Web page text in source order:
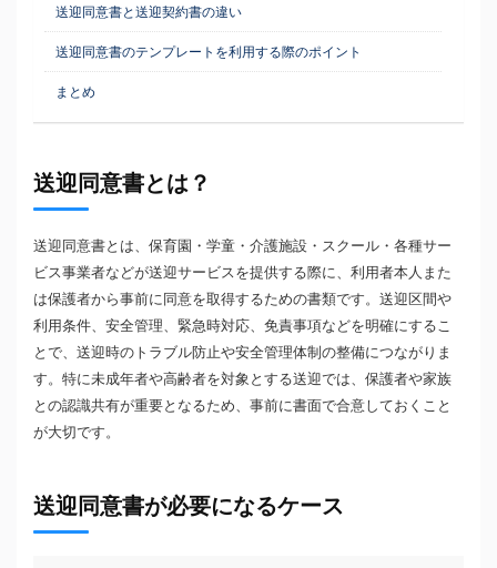
送迎同意書と送迎契約書の違い
送迎同意書のテンプレートを利用する際のポイント
まとめ
送迎同意書とは？
送迎同意書とは、保育園・学童・介護施設・スクール・各種サー
ビス事業者などが送迎サービスを提供する際に、利用者本人また
は保護者から事前に同意を取得するための書類です。送迎区間や
利用条件、安全管理、緊急時対応、免責事項などを明確にするこ
とで、送迎時のトラブル防止や安全管理体制の整備につながりま
す。特に未成年者や高齢者を対象とする送迎では、保護者や家族
との認識共有が重要となるため、事前に書面で合意しておくこと
が大切です。
送迎同意書が必要になるケース